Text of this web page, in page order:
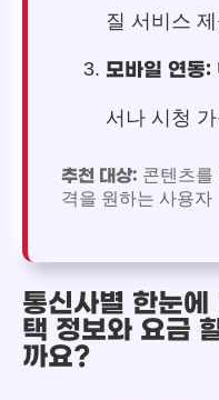
질 서비스
모바일 연동:
서나 시청
추천 대상: 콘텐츠를
격을 원하는 사용자
통신사별 한눈에
택 정보와 요금
까요?